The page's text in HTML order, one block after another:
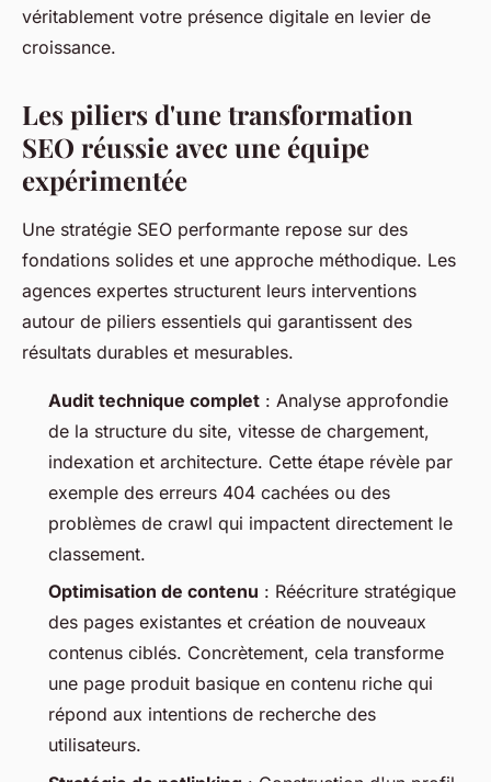
véritablement votre présence digitale en levier de
croissance.
Les piliers d'une transformation
SEO réussie avec une équipe
expérimentée
Une stratégie SEO performante repose sur des
fondations solides et une approche méthodique. Les
agences expertes structurent leurs interventions
autour de piliers essentiels qui garantissent des
résultats durables et mesurables.
Audit technique complet : Analyse approfondie
de la structure du site, vitesse de chargement,
indexation et architecture. Cette étape révèle par
exemple des erreurs 404 cachées ou des
problèmes de crawl qui impactent directement le
classement.
Optimisation de contenu : Réécriture stratégique
des pages existantes et création de nouveaux
contenus ciblés. Concrètement, cela transforme
une page produit basique en contenu riche qui
répond aux intentions de recherche des
utilisateurs.